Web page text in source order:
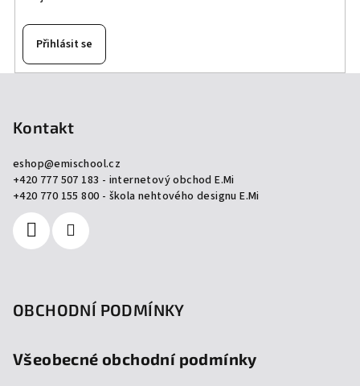
Přihlásit se
Kontakt
eshop@emischool.cz
+420 777 507 183 - internetový obchod E.Mi
+420 770 155 800 - škola nehtového designu E.Mi
OBCHODNÍ PODMÍNKY
Všeobecné obchodní podmínky